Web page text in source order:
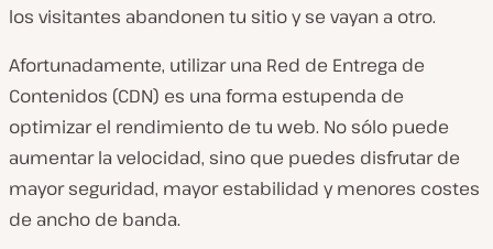
los visitantes abandonen tu sitio y se vayan a otro.
Afortunadamente, utilizar una Red de Entrega de
Contenidos (CDN) es una forma estupenda de
optimizar el rendimiento de tu web. No sólo puede
aumentar la velocidad, sino que puedes disfrutar de
mayor seguridad, mayor estabilidad y menores costes
de ancho de banda.